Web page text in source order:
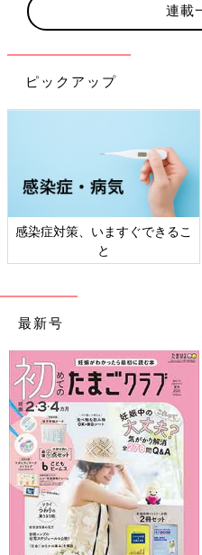
連載
ピックアップ
感染症対策、いますぐできるこ
と
最新号